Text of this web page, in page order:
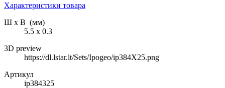
Характеристики товара
Ш х В (мм)
5.5 х 0.3
3D preview
https://dl.lstar.lt/Sets/Ipogeo/ip384X25.png
Артикул
ip384325